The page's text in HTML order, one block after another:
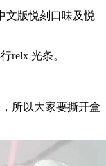
文版悦刻口味及悦
relx 光条。
所以大家要撕开盒